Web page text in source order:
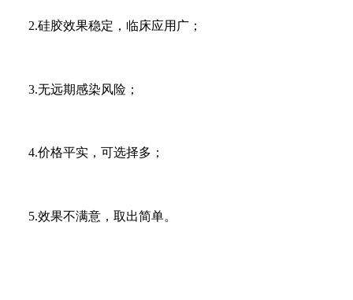
2.硅胶效果稳定，临床应用广；
3.无远期感染风险；
4.价格平实，可选择多；
5.效果不满意，取出简单。